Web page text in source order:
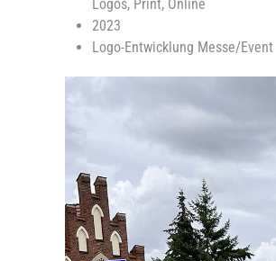
Logos, Print, Online
2023
Logo-Entwicklung Messe/Event